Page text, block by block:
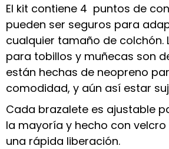
El kit contiene 4 puntos de
pueden ser seguros para
cualquier tamaño de colchón.
para tobillos y muñecas son
están hechas de neopreno
comodidad, y aún así estar
Cada brazalete es ajustable
la mayoría y hecho con
una rápida liberación.